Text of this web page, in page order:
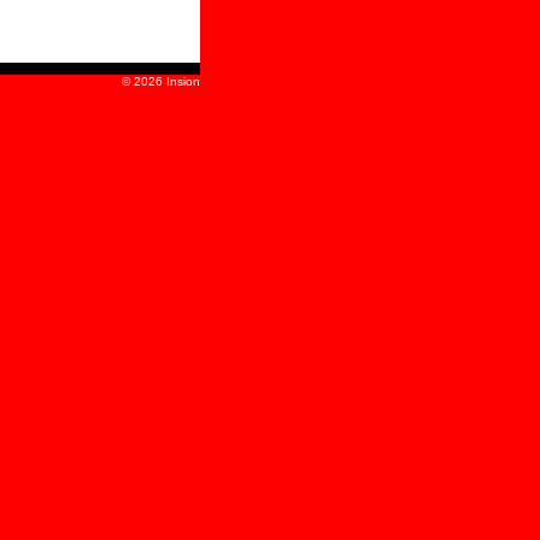
© 2026 Insion